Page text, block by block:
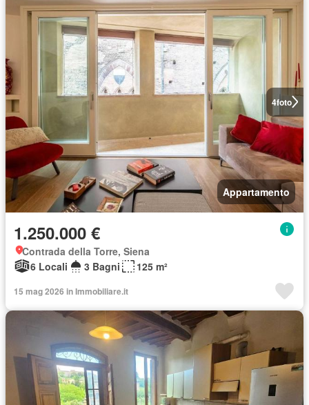
4foto
Appartamento
1.250.000 €
Contrada della Torre, Siena
6 Locali
3 Bagni 125 m²
15 mag 2026 in Immobiliare.it